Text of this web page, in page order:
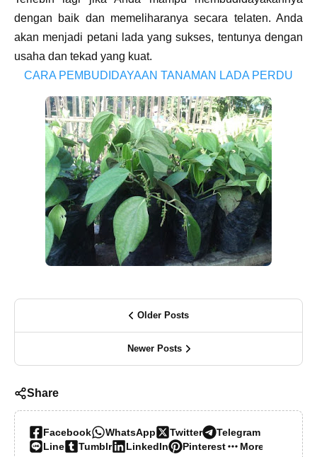
dengan baik dan memeliharanya secara telaten. Anda
akan menjadi petani lada yang sukses, tentunya dengan
usaha dan tekad yang kuat.
CARA PEMBUDIDAYAAN TANAMAN LADA PERDU
Older Posts
Newer Posts
Share
Facebook WhatsApp Twitter
Telegram
Line
Tumblr LinkedIn Pinterest More…